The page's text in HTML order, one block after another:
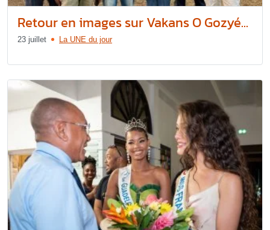
Retour en images sur Vakans O Gozyé...
23 juillet La UNE du jour